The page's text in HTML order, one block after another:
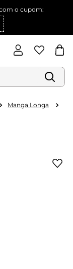
o cupom:
Manga Longa